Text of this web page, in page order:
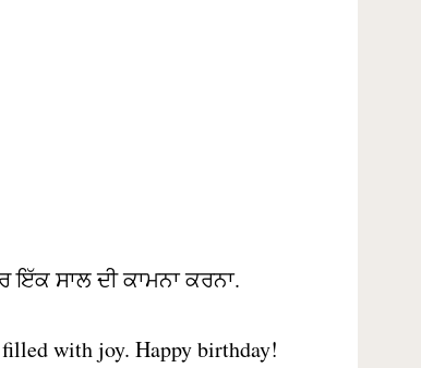
ਇੱਕ ਸਾਲ ਦੀ ਕਾਮਨਾ ਕਰਨਾ.
with joy. Happy birthday!